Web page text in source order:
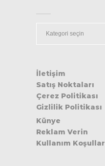
İletişim
Satış Noktaları
Çerez Politikası
Gizlilik Politikası
Künye
Reklam Verin
Kullanım